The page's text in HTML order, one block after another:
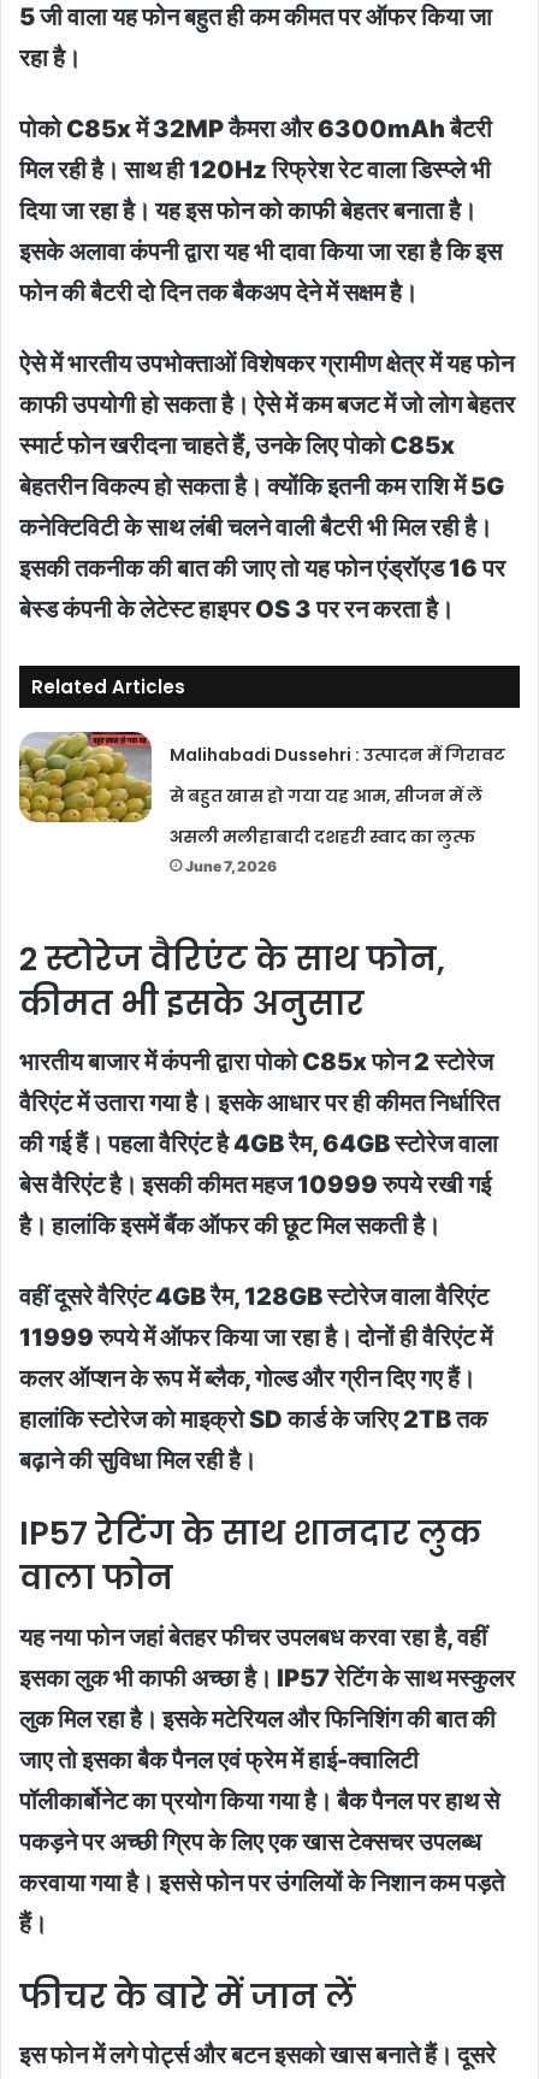
5 जी वाला यह फोन बहुत ही कम कीमत पर ऑफर किया जा
रहा है।
पोको C85x में 32MP कैमरा और 6300mAh बैटरी
मिल रही है। साथ ही 120Hz रिफ्रेश रेट वाला डिस्प्ले भी
दिया जा रहा है। यह इस फोन को काफी बेहतर बनाता है।
इसके अलावा कंपनी द्वारा यह भी दावा किया जा रहा है कि इस
फोन की बैटरी दो दिन तक बैकअप देने में सक्षम है।
ऐसे में भारतीय उपभोक्ताओं विशेषकर ग्रामीण क्षेत्र में यह फोन
काफी उपयोगी हो सकता है। ऐसे में कम बजट में जो लोग बेहतर
स्मार्ट फोन खरीदना चाहते हैं, उनके लिए पोको C85x
बेहतरीन विकल्प हो सकता है। क्योंकि इतनी कम राशि में 5G
कनेक्टिविटी के साथ लंबी चलने वाली बैटरी भी मिल रही है।
इसकी तकनीक की बात की जाए तो यह फोन एंड्रॉएड 16 पर
बेस्ड कंपनी के लेटेस्ट हाइपर OS 3 पर रन करता है।
Related Articles
Malihabadi Dussehri : उत्पादन में गिरावट
से बहुत खास हो गया यह आम, सीजन में लें
असली मलीहाबादी दशहरी स्वाद का लुत्फ
June 7, 2026
2 स्टोरेज वैरिएंट के साथ फोन,
कीमत भी इसके अनुसार
भारतीय बाजार में कंपनी द्वारा पोको C85x फोन 2 स्टोरेज
वैरिएंट में उतारा गया है। इसके आधार पर ही कीमत निर्धारित
की गई हैं। पहला वैरिएंट है 4GB रैम, 64GB स्टोरेज वाला
बेस वैरिएंट है। इसकी कीमत महज 10999 रुपये रखी गई
है। हालांकि इसमें बैंक ऑफर की छूट मिल सकती है।
वहीं दूसरे वैरिएंट 4GB रैम, 128GB स्टोरेज वाला वैरिएंट
11999 रुपये में ऑफर किया जा रहा है। दोनों ही वैरिएंट में
कलर ऑप्शन के रूप में ब्लैक, गोल्ड और ग्रीन दिए गए हैं।
हालांकि स्टोरेज को माइक्रो SD कार्ड के जरिए 2TB तक
बढ़ाने की सुविधा मिल रही है।
IP57 रेटिंग के साथ शानदार लुक
वाला फोन
यह नया फोन जहां बेतहर फीचर उपलबध करवा रहा है, वहीं
इसका लुक भी काफी अच्छा है। IP57 रेटिंग के साथ मस्कुलर
लुक मिल रहा है। इसके मटेरियल और फिनिशिंग की बात की
जाए तो इसका बैक पैनल एवं फ्रेम में हाई-क्वालिटी
पॉलीकार्बोनेट का प्रयोग किया गया है। बैक पैनल पर हाथ से
पकड़ने पर अच्छी ग्रिप के लिए एक खास टेक्सचर उपलब्ध
करवाया गया है। इससे फोन पर उंगलियों के निशान कम पड़ते
हैं।
फीचर के बारे में जान लें
इस फोन में लगे पोर्ट्स और बटन इसको खास बनाते हैं। दूसरे